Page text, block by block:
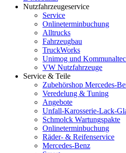
Nutzfahrzeugeservice
Service
Onlineterminbuchung
Alltrucks
Fahrzeugbau
TruckWorks
Unimog und
VW Nutzfahrzeuge
Service & Teile
Zubehörshop Mercedes-
Veredelung & Tuning
Angebote
Unfall-Karosserie-Lack-
Schmolck Wartungspakte
Onlineterminbuchung
Räder- & Reifenservice
Mercedes-Benz